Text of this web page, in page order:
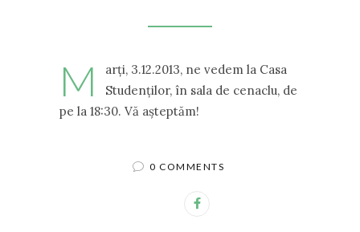
M
arți, 3.12.2013, ne vedem la Casa
Studenților, în sala de cenaclu, de
pe la 18:30. Vă așteptăm!
0 COMMENTS